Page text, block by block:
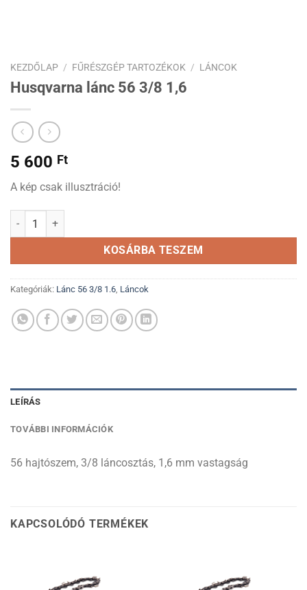
KEZDŐLAP / FŰRÉSZGÉP TARTOZÉKOK / LÁNCOK
Husqvarna lánc 56 3/8 1,6
5 600 Ft
A kép csak illusztráció!
Husqvarna lánc 56 3/8 1,6 mennyiség
KOSÁRBA TESZEM
Kategóriák: Lánc 56 3/8 1.6, Láncok
LEÍRÁS
TOVÁBBI INFORMÁCIÓK
56 hajtószem, 3/8 láncosztás, 1,6 mm vastagság
KAPCSOLÓDÓ TERMÉKEK